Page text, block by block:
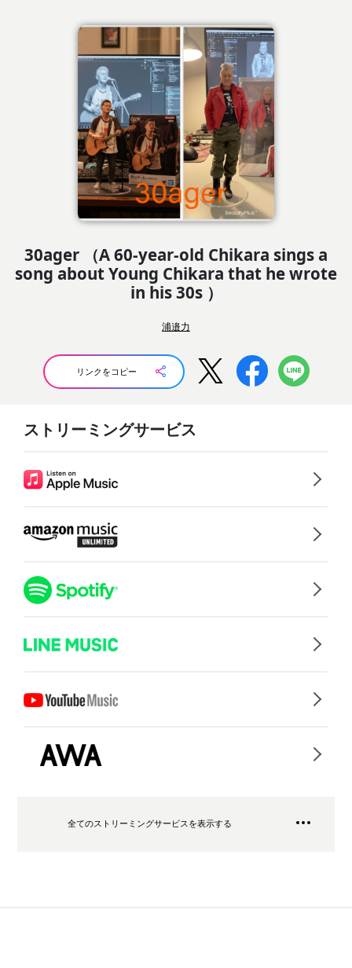
30ager （A 60-year-old Chikara sings a
song about Young Chikara that he wrote
in his 30s ）
浦邉力
リンクをコピー
ストリーミングサービス
全てのストリーミングサービスを表示する